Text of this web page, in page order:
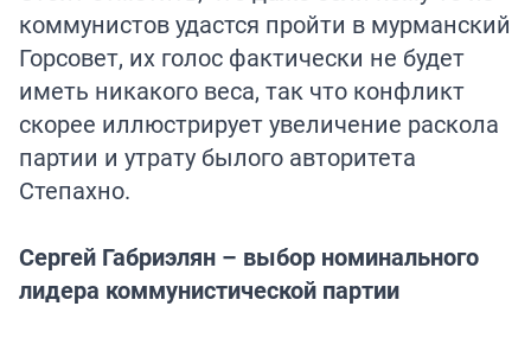
коммунистов удастся пройти в мурманский
Горсовет, их голос фактически не будет
иметь никакого веса, так что конфликт
скорее иллюстрирует увеличение раскола
партии и утрату былого авторитета
Степахно.
Сергей Габриэлян – выбор номинального
лидера коммунистической партии